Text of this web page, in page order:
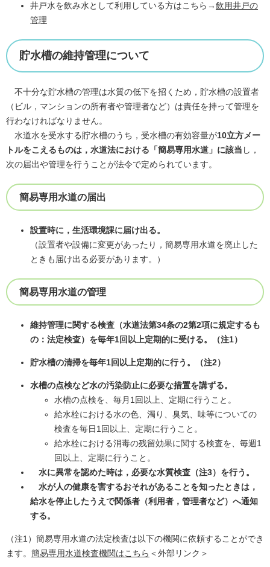
井戸水を飲み水として利用している方はこちら→飲用井戸の
管理
貯水槽の維持管理について
不十分な貯水槽の管理は水質の低下を招くため，貯水槽の設置者
（ビル，マンションの所有者や管理者など）は責任を持って管理を
行わなければなりません。
水道水を受水する貯水槽のうち，受水槽の有効容量が10立方メー
トルをこえるものは， 水道法における「簡易専用水道」に該当 し，
次の届出や管理を行うことが法令で定められています。
簡易専用水道の届出
設置時に，生活環境課に届け出る。
（設置者や設備に変更があったり，簡易専用水道を廃止した
ときも届け出る必要があります。）
簡易専用水道の管理
維持管理に関する検査（水道法第34条の2第2項に規定するも
の：法定検査）を毎年1回以上定期的に受ける。（注1）
貯水槽の清掃を毎年1回以上定期的に行う。（注2）
水槽の点検など水の汚染防止に必要な措置を講ずる。
水槽の点検を、毎月1回以上、定期に行うこと。
給水栓における水の色、濁り、臭気、味等についての
検査を毎日1回以上、定期に行うこと。
給水栓における消毒の残留効果に関する検査を、毎週1
回以上、定期に行うこと。
水に異常を認めた時は，必要な水質検査（注3）を行う。
水が人の健康を害するおそれがあることを知ったときは，
給水を停止したうえで関係者（利用者，管理者など）へ通知
する。
（注1）簡易専用水道の法定検査は以下の機関に依頼することができ
ます。 簡易専用水道検査機関はこちら ＜外部リンク＞